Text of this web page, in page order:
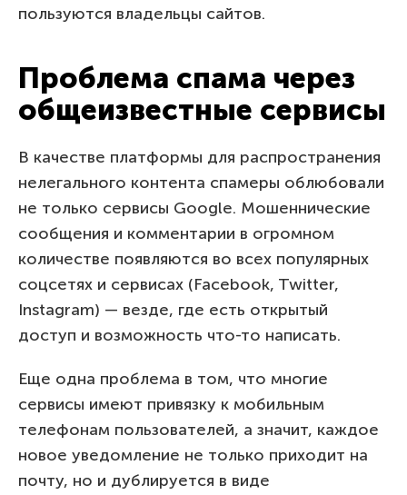
пользуются владельцы сайтов.
Проблема спама через
общеизвестные сервисы
В качестве платформы для распространения
нелегального контента спамеры облюбовали
не только сервисы Google. Мошеннические
сообщения и комментарии в огромном
количестве появляются во всех популярных
соцсетях и сервисах (Facebook, Twitter,
Instagram) — везде, где есть открытый
доступ и возможность что-то написать.
Еще одна проблема в том, что многие
сервисы имеют привязку к мобильным
телефонам пользователей, а значит, каждое
новое уведомление не только приходит на
почту, но и дублируется в виде